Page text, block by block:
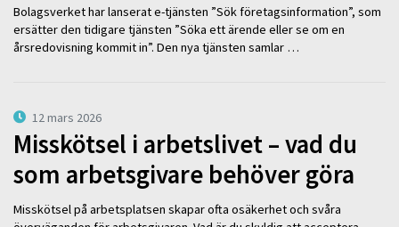
Bolagsverket har lanserat e-tjänsten ”Sök företagsinformation”, som
ersätter den tidigare tjänsten ”Söka ett ärende eller se om en
årsredovisning kommit in”. Den nya tjänsten samlar …
12 mars 2026
Misskötsel i arbetslivet – vad du
som arbetsgivare behöver göra
Misskötsel på arbetsplatsen skapar ofta osäkerhet och svåra